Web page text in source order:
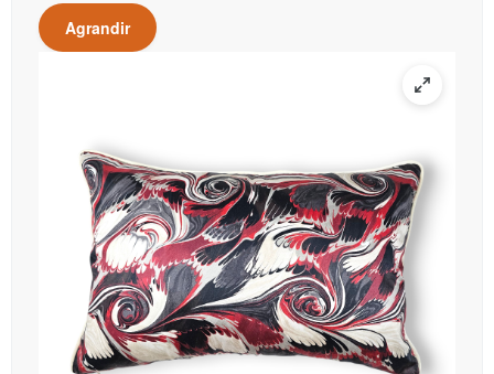
Agrandir